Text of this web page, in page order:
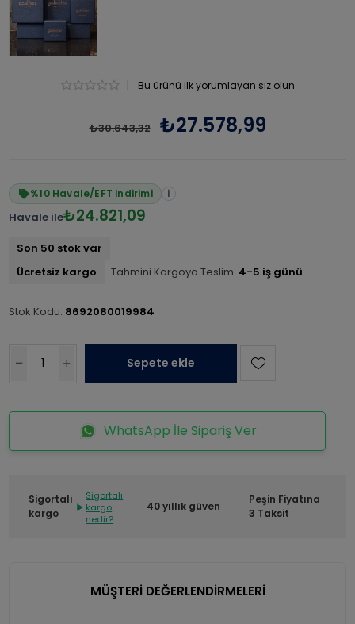
| Bu ürünü ilk yorumlayan siz olun
₺30.643,32 ₺27.578,99
%10 Havale/EFT indirimi i
Havale ile₺24.821,09
Son 50 stok var
Ücretsiz kargo
Tahmini Kargoya Teslim: 4-5 iş günü
Stok Kodu: 8692080019984
Sepete ekle
WhatsApp İle Sipariş Ver
Sigortalı
kargo
Sigortalı
kargo
nedir?
40 yıllık güven
Peşin Fiyatına
3 Taksit
MÜŞTERİ DEĞERLENDİRMELERİ